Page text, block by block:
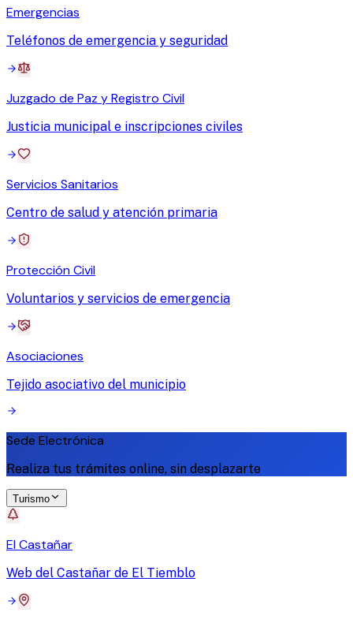
Emergencias
Teléfonos de emergencia y seguridad
Juzgado de Paz y Registro Civil
Justicia municipal e inscripciones civiles
Servicios Sanitarios
Centro de salud y atención primaria
Protección Civil
Voluntarios y servicios de emergencia
Asociaciones
Tejido asociativo del municipio
Sede Electrónica
Realiza tus trámites online, sin desplazarte
Turismo
El Castañar
Web del Castañar de El Tiemblo